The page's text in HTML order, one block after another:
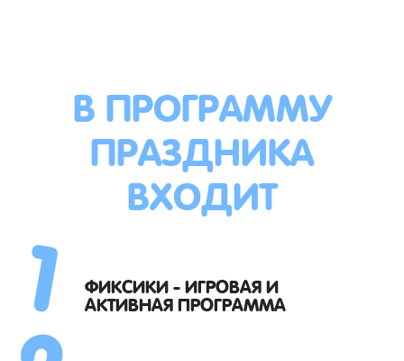
В ПРОГРАММУ
ПРАЗДНИКА
ВХОДИТ
ФИКСИКИ - ИГРОВАЯ И
АКТИВНАЯ ПРОГРАММА